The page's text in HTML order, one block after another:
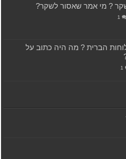
? מי אמר שאסור לשקר?
1
הברית ? מה היה כתוב על
1